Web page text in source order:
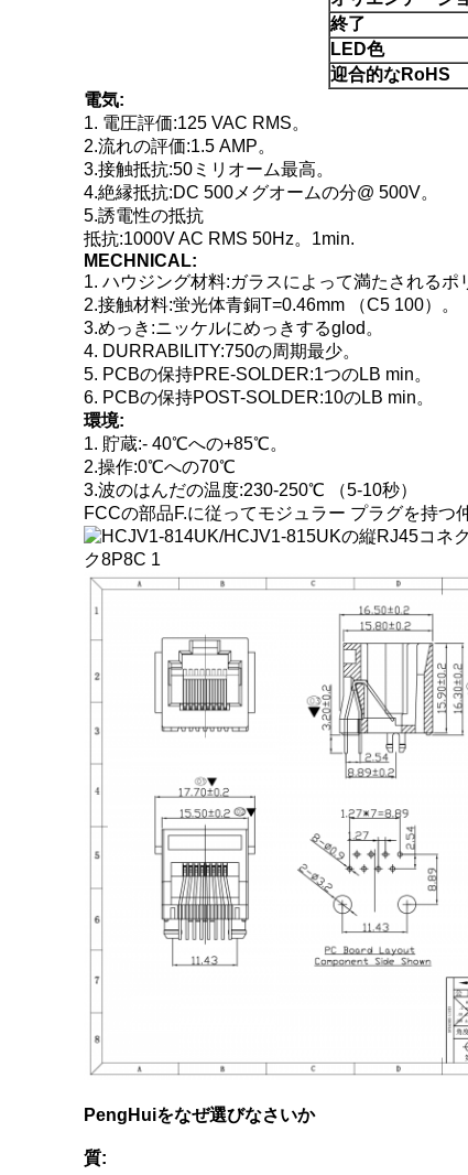
終了
LED色
迎合的なRoHS
電気:
1. 電圧評価:125 VAC RMS。
2.流れの評価:1.5 AMP。
3.接触抵抗:50ミリオーム最高。
4.絶縁抵抗:DC 500メグオームの分@ 500V。
5.誘電性の抵抗
抵抗:1000V AC RMS 50Hz。1min.
MECHNICAL:
1. ハウジング材料:ガラスによって満たされるポ
2.接触材料:蛍光体青銅T=0.46mm （C5 100）。
3.めっき:ニッケルにめっきするglod。
4. DURRABILITY:750の周期最少。
5. PCBの保持PRE-SOLDER:1つのLB min。
6. PCBの保持POST-SOLDER:10のLB min。
環境:
1. 貯蔵:- 40℃への+85℃。
2.操作:0℃への70℃
3.波のはんだの温度:230-250℃ （5-10秒）
FCCの部品F.に従ってモジュラー プラグを持つ
PengHuiをなぜ選びなさいか
質: